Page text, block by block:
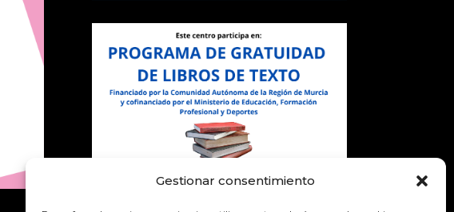
Gestionar consentimiento